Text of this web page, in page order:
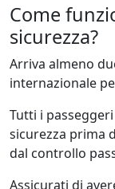
Come
sicurezza?
Arriva almeno
internazionale
Tutti i
sicurezza prima
dal controllo
Assicurati di